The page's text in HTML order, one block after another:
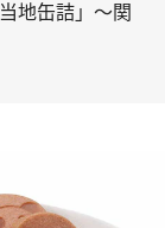
地缶詰」～関